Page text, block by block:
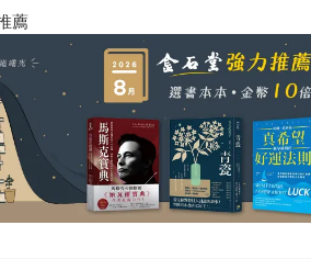
遞全球視野課題，在危難之際領導信
帶回讀者面前，凝聚共同體的集體意
。不但貢獻歷史與未來，更幫助了我
國際市場定位台灣前途，還要靠教育
上不同流俗，為所當為，為助人付出
渺小，應該媚俗屈從時，他證明了出
英，用競爭鞭策出順民，訓練我們自
量相信自己。 《正義：一場思辨之
薦